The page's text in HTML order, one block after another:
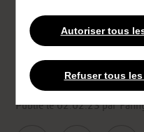
are
here
Publié le 02.02.23par
BON & TOQUÉS LES RECETTES
L'exquise
Autoriser tous
Refuser tous